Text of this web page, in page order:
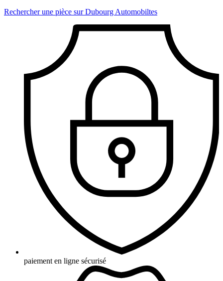
Rechercher une pièce sur Dubourg Automobiltes
paiement en ligne sécurisé